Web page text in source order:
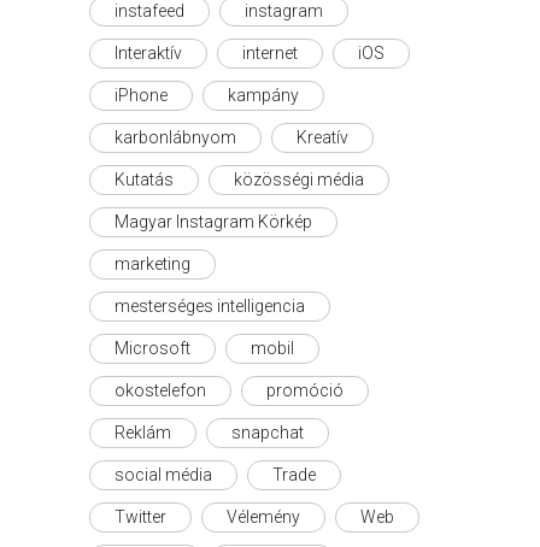
instafeed instagram
Interaktív internet iOS
iPhone kampány
karbonlábnyom Kreatív
Kutatás közösségi média
Magyar Instagram Körkép
marketing
mesterséges intelligencia
Microsoft mobil
okostelefon promóció
Reklám snapchat
social média Trade
Twitter Vélemény Web